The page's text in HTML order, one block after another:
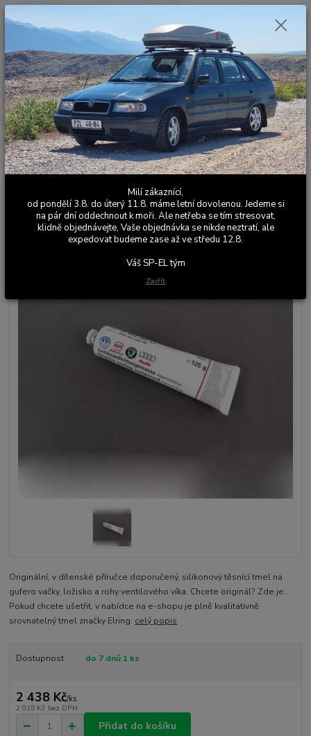
Menu
Hledat
Po - Pá 9:00 - 17:00
0,00 Kč
Úvod Části motoru ORIGINÁL VW / ŠKODA - Silikonový těsnící tmel
ORIGINÁL VW / ŠKODA -
Silikonový těsnící tmel
Originální, v dílenské příručce doporučený, silikonový těsnící tmel na
gufero vačky, ložisko a rohy ventilového víka. Chcete originál? Zde je...
Pokud chcete ušetřit, v nabídce na e-shopu je plně kvalitativně
srovnatelný tmel značky Elring. celý popis
Dostupnost do 7 dnů 1 ks
2 438 Kč/ks
2 015 Kč bez DPH
Přidat do košíku
Milí zákaznící,
od pondělí 3.8. do úterý 11.8. máme letní dovolenou. Jedeme si
na pár dní oddechnout k moři. Ale netřeba se tím stresovat,
klidně objednávejte, Vaše objednávka se nikde neztratí, ale
expedovat budeme zase až ve středu 12.8.
Váš SP-EL tým
Zavřít